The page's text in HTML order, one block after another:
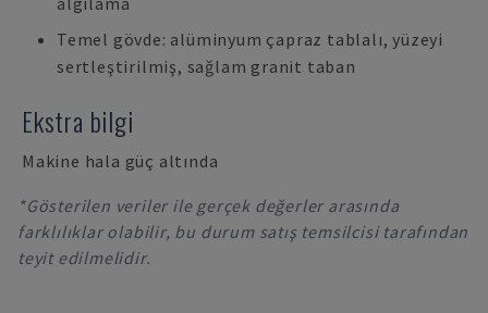
Temel gövde: alüminyum çapraz tablalı, yüzeyi
sertleştirilmiş, sağlam granit taban
Ekstra bilgi
Makine hala güç altında
*Gösterilen veriler ile gerçek değerler arasında
farklılıklar olabilir, bu durum satış temsilcisi tarafından
teyit edilmelidir.